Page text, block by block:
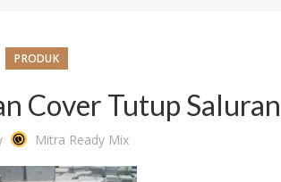
PRODUK
Cover Tutup Saluran
Mitra Ready Mix